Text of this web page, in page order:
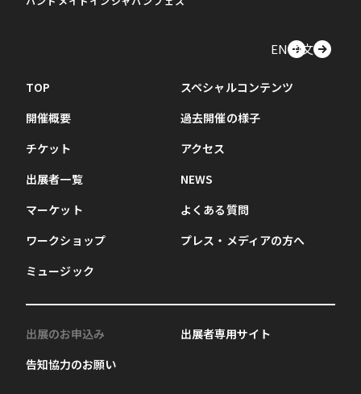
EN中文
TOP
開催概要
チケット
出展者一覧
マーケット
ワークショップ
ミュージック
スペシャルコンテンツ
過去開催の様子
アクセス
NEWS
よくある質問
プレス・メディアの方へ
出展のお申込み
告知協力のお願い
出展者専用サイト